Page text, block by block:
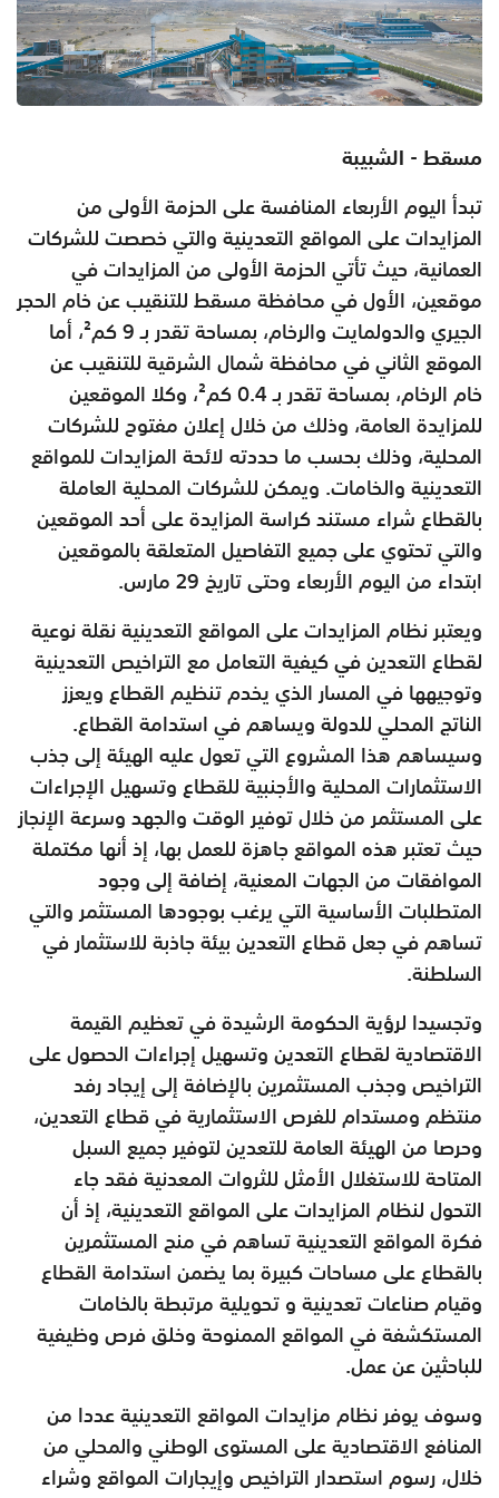
مسقط - الشبيبة
تبدأ اليوم الأربعاء المنافسة على الحزمة الأولى من
المزايدات على المواقع التعدينية والتي خصصت للشركات
العمانية، حيث تأتي الحزمة الأولى من المزايدات في
موقعين، الأول في محافظة مسقط للتنقيب عن خام الحجر
الجيري والدولمايت والرخام، بمساحة تقدر بـ 9 كم²، أما
الموقع الثاني في محافظة شمال الشرقية للتنقيب عن
خام الرخام، بمساحة تقدر بـ 0.4 كم²، وكلا الموقعين
للمزايدة العامة، وذلك من خلال إعلان مفتوح للشركات
المحلية، وذلك بحسب ما حددته لائحة المزايدات للمواقع
التعدينية والخامات. ويمكن للشركات المحلية العاملة
بالقطاع شراء مستند كراسة المزايدة على أحد الموقعين
والتي تحتوي على جميع التفاصيل المتعلقة بالموقعين
ابتداء من اليوم الأربعاء وحتى تاريخ 29 مارس.
ويعتبر نظام المزايدات على المواقع التعدينية نقلة نوعية
لقطاع التعدين في كيفية التعامل مع التراخيص التعدينية
وتوجيهها في المسار الذي يخدم تنظيم القطاع ويعزز
الناتج المحلي للدولة ويساهم في استدامة القطاع.
وسيساهم هذا المشروع التي تعول عليه الهيئة إلى جذب
الاستثمارات المحلية والأجنبية للقطاع وتسهيل الإجراءات
على المستثمر من خلال توفير الوقت والجهد وسرعة الإنجاز
حيث تعتبر هذه المواقع جاهزة للعمل بها، إذ أنها مكتملة
الموافقات من الجهات المعنية، إضافة إلى وجود
المتطلبات الأساسية التي يرغب بوجودها المستثمر والتي
تساهم في جعل قطاع التعدين بيئة جاذبة للاستثمار في
السلطنة.
وتجسيدا لرؤية الحكومة الرشيدة في تعظيم القيمة
الاقتصادية لقطاع التعدين وتسهيل إجراءات الحصول على
التراخيص وجذب المستثمرين بالإضافة إلى إيجاد رفد
منتظم ومستدام للفرص الاستثمارية في قطاع التعدين،
وحرصا من الهيئة العامة للتعدين لتوفير جميع السبل
المتاحة للاستغلال الأمثل للثروات المعدنية فقد جاء
التحول لنظام المزايدات على المواقع التعدينية، إذ أن
فكرة المواقع التعدينية تساهم في منح المستثمرين
بالقطاع على مساحات كبيرة بما يضمن استدامة القطاع
وقيام صناعات تعدينية و تحويلية مرتبطة بالخامات
المستكشفة في المواقع الممنوحة وخلق فرص وظيفية
للباحثين عن عمل.
وسوف يوفر نظام مزايدات المواقع التعدينية عددا من
المنافع الاقتصادية على المستوى الوطني والمحلي من
خلال، رسوم استصدار التراخيص وإيجارات المواقع وشراء